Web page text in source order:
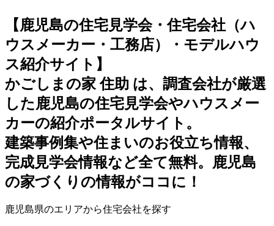
【鹿児島の住宅見学会・住宅会社（ハ
ウスメーカー・工務店）・モデルハウ
ス紹介サイト】
かごしまの家 住助 は、調査会社が厳選
した鹿児島の住宅見学会やハウスメー
カーの紹介ポータルサイト。
建築事例集や住まいのお役立ち情報、
完成見学会情報など全て無料。鹿児島
の家づくりの情報がココに！
鹿児島県のエリアから住宅会社を探す